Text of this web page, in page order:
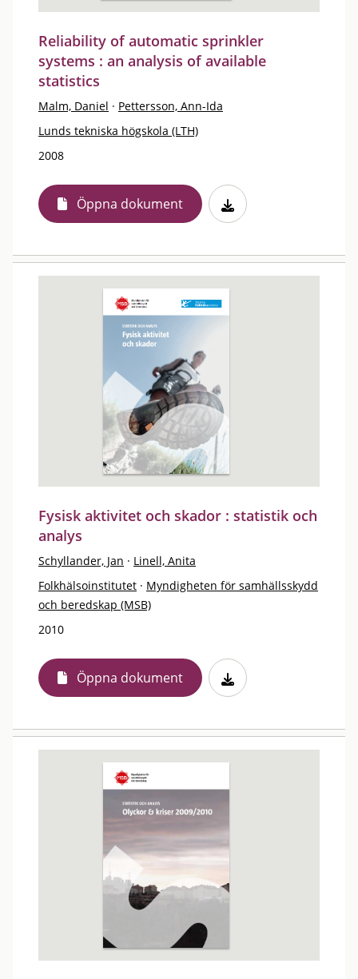
Reliability of automatic sprinkler
systems : an analysis of available
statistics
Malm, Daniel · Pettersson, Ann-Ida
Lunds tekniska högskola (LTH)
2008
Öppna dokument
Fysisk aktivitet och skador : statistik och
analys
Schyllander, Jan · Linell, Anita
Folkhälsoinstitutet · Myndigheten för samhällsskydd
och beredskap (MSB)
2010
Öppna dokument